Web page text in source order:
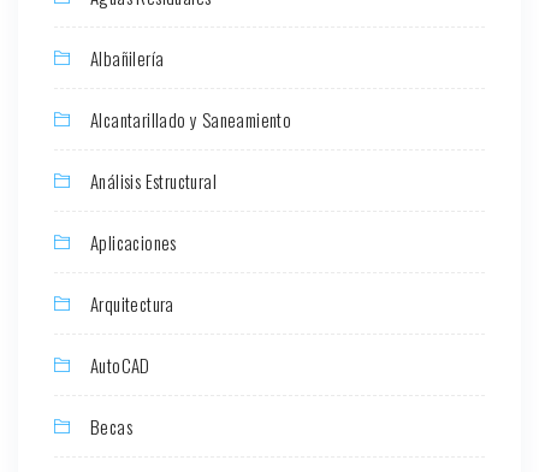
Albañilería
Alcantarillado y Saneamiento
Análisis Estructural
Aplicaciones
Arquitectura
AutoCAD
Becas